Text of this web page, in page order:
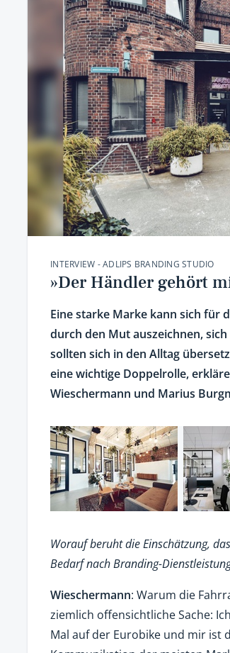
INTERVIEW - ADLIPS BRANDING STUDIO
»Der Händler gehört
Eine starke Marke kann sich für
durch den Mut auszeichnen,
sollten sich in den Alltag
eine wichtige Doppelrolle,
Wieschermann und Marius
Worauf beruht die Einschätzung,
Bedarf nach Branding-
Wieschermann: Warum die
ziemlich offensichtliche Sache:
Mal auf der Eurobike und mir ist